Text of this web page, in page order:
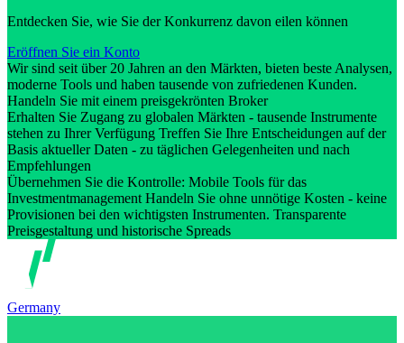
Entdecken Sie, wie Sie der Konkurrenz davon eilen können
Eröffnen Sie ein Konto
Wir sind seit über 20 Jahren an den Märkten, bieten beste Analysen,
moderne Tools und haben tausende von zufriedenen Kunden.
Handeln Sie mit einem preisgekrönten Broker
Erhalten Sie Zugang zu globalen Märkten - tausende Instrumente
stehen zu Ihrer Verfügung Treffen Sie Ihre Entscheidungen auf der
Basis aktueller Daten - zu täglichen Gelegenheiten und nach
Empfehlungen
Übernehmen Sie die Kontrolle: Mobile Tools für das
Investmentmanagement Handeln Sie ohne unnötige Kosten - keine
Provisionen bei den wichtigsten Instrumenten. Transparente
Preisgestaltung und historische Spreads
Germany